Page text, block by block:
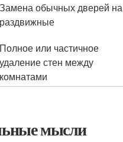
Замена обычных дверей на
раздвижные
Полное или частичное
удаление стен между
комнатами
мысли